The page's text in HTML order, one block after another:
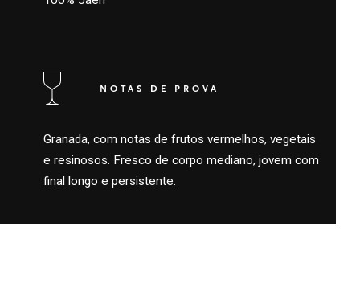
NOTAS DE PROVA
Granada, com notas de frutos vermelhos, vegetais
e resinosos. Fresco de corpo mediano, jovem com
final longo e persistente.